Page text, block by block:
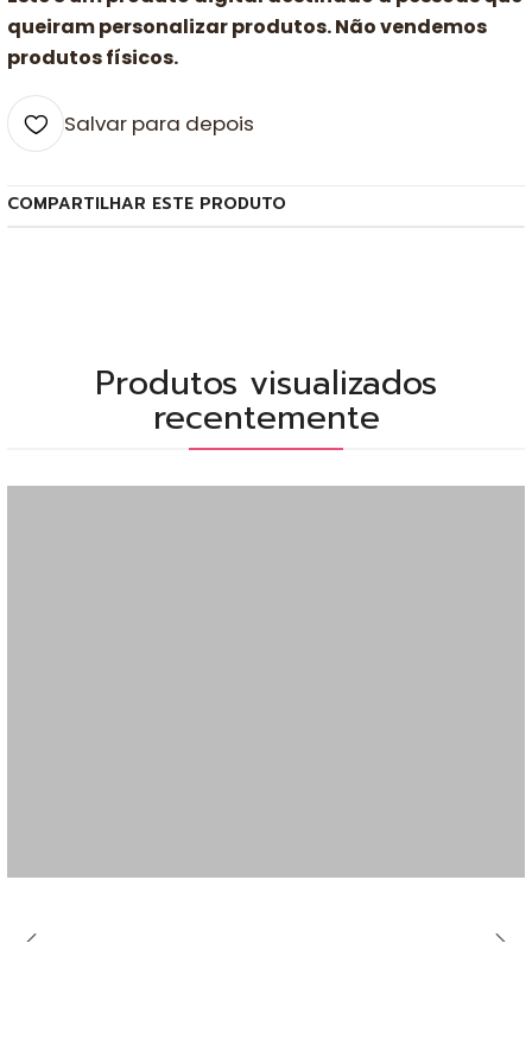
queiram personalizar produtos. Não vendemos
produtos físicos.
Salvar para depois
COMPARTILHAR ESTE PRODUTO
Produtos visualizados
recentemente